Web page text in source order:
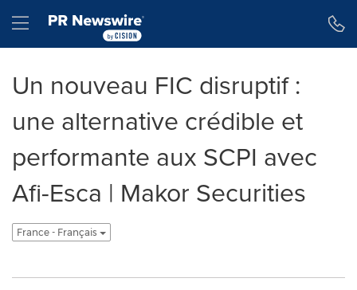
Hamburger menu
Un nouveau FIC disruptif :
une alternative crédible et
performante aux SCPI avec
Afi-Esca | Makor Securities
France - Français